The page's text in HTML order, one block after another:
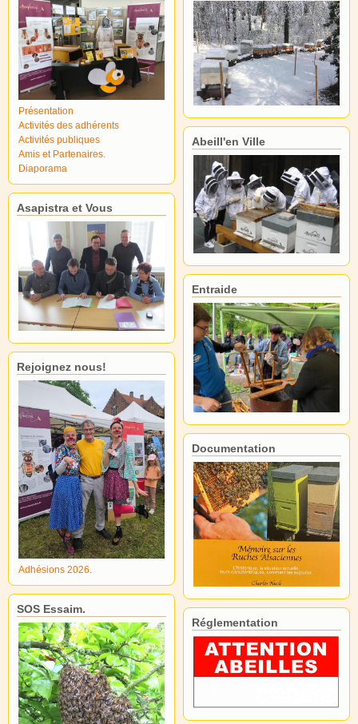
Présentation
Activités des adhérents
Activités publiques
Amis et Partenaires.
Diaporama
Asapistra et Vous
Rejoignez nous!
Adhésions 2026.
SOS Essaim.
Abeill'en Ville
Entraide
Documentation
Réglementation